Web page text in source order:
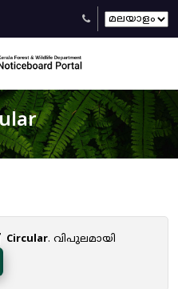
Circular. വിപുലമായി